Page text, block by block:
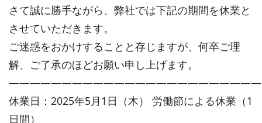
さて誠に勝手ながら、弊社では下記の期間を休業と
させていただきます。
ご迷惑をおかけすることと存じますが、何卒ご理
解、ご了承のほどお願い申し上げます。
休業日：2025年5月1日（木） 労働節による休業（1
日間）